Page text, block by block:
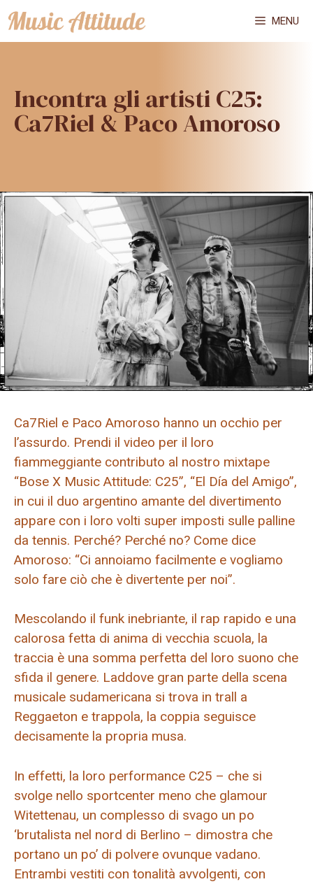
Vai
al
MENU
Incontra gli artisti C25:
Ca7Riel & Paco Amoroso
Ca7Riel e Paco Amoroso hanno un occhio per
l’assurdo. Prendi il video per il loro
fiammeggiante contributo al nostro mixtape
“Bose X Music Attitude: C25”, “El Día del Amigo”,
in cui il duo argentino amante del divertimento
appare con i loro volti super imposti sulle palline
da tennis. Perché? Perché no? Come dice
Amoroso: “Ci annoiamo facilmente e vogliamo
solo fare ciò che è divertente per noi”.
Mescolando il funk inebriante, il rap rapido e una
calorosa fetta di anima di vecchia scuola, la
traccia è una somma perfetta del loro suono che
sfida il genere. Laddove gran parte della scena
musicale sudamericana si trova in trall a
Reggaeton e trappola, la coppia seguisce
decisamente la propria musa.
In effetti, la loro performance C25 – che si
svolge nello sportcenter meno che glamour
Witettenau, un complesso di svago un po
‘brutalista nel nord di Berlino – dimostra che
portano un po’ di polvere ovunque vadano.
Entrambi vestiti con tonalità avvolgenti, con